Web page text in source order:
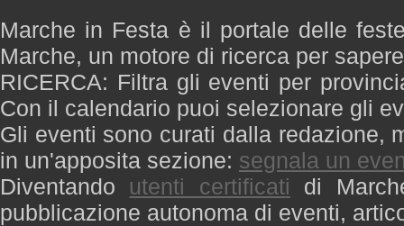
Marche in Festa è il portale delle
Marche, un motore di ricerca per
RICERCA: Filtra gli eventi per
Con il calendario puoi selezionare gli
Gli eventi sono curati dalla redazione,
in un'apposita sezione: segnala un
Diventando utenti certificati di
pubblicazione autonoma di eventi,